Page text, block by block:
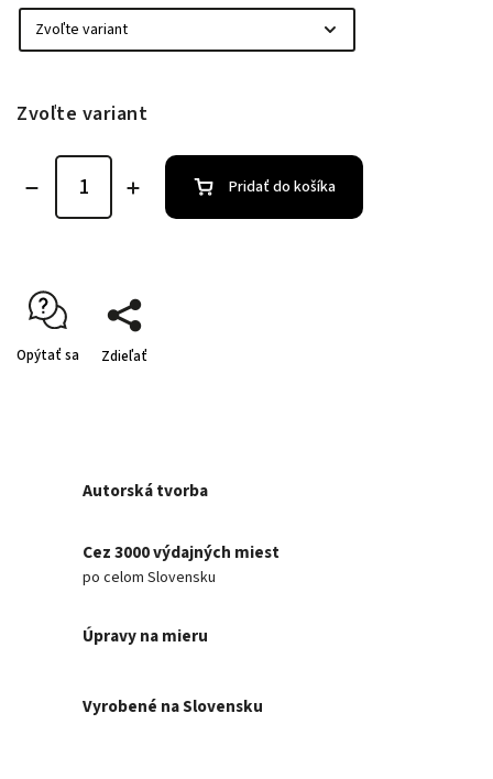
Zvoľte variant
Pridať do košíka
Opýtať sa Zdieľať
Autorská tvorba
Cez 3000 výdajných miest
po celom Slovensku
Úpravy na mieru
Vyrobené na Slovensku